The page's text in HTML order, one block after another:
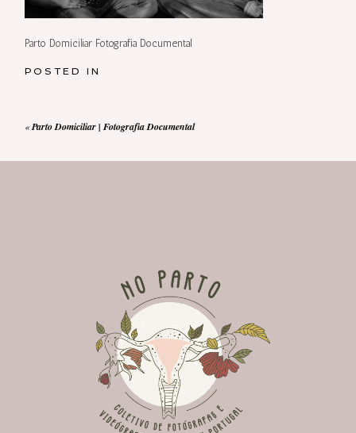
Parto Domiciliar Fotografia Documental
POSTED IN
«Parto Domiciliar | Fotografia Documental